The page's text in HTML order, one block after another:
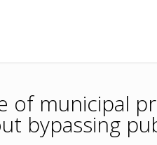
of municipal
bypassing